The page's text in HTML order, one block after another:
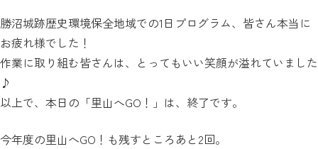
勝沼城跡歴史環境保全地域での1日プログラム、皆さん本当に
お疲れ様でした！
作業に取り組む皆さんは、とってもいい笑顔が溢れていました
♪
以上で、本日の「里山へGO！」は、終了です。
今年度の里山へGO！も残すところあと2回。